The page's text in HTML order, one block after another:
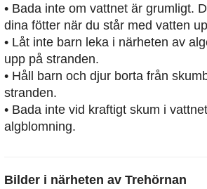
• Bada inte om vattnet är grumligt.
dina fötter när du står med vatten
• Låt inte barn leka i närheten av
upp på stranden.
• Håll barn och djur borta från
stranden.
• Bada inte vid kraftigt skum i
algblomning.
Bilder i närheten av Trehörnan